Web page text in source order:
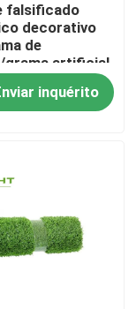
falsificado
decorativo
de
grama artificial
escada
inquérito